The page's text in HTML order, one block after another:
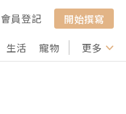
會員登記
開始撰寫
生活 寵物 行山 打卡
更多